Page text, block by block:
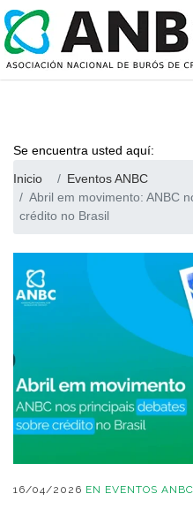
Se encuentra usted aquí:
Inicio
Eventos ANBC
Abril em movimento: ANBC
crédito no Brasil
16/04/2026 EN EVENTOS ANBC